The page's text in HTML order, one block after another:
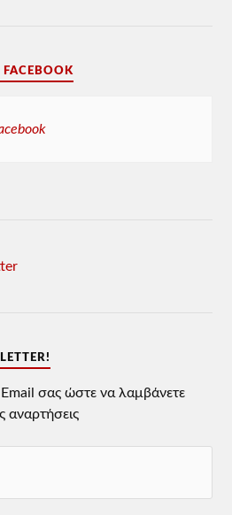
Email σας ώστε να λαμβάνετε
αναρτήσεις